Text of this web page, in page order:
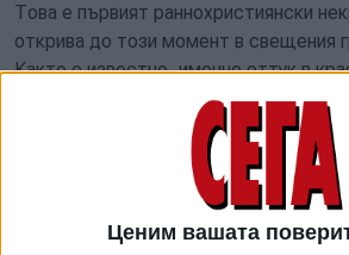
Ценим вашата
Това е първият раннохристиянски
открива до този момент в свещения
Както е известно, именно оттук в
на V век започва приемането на
Родопите. Вече в края на V век,
масово е приело новата вяра, в
останките от някогашните езически
прочутото в древността светилище
изградена внушителната Голяма